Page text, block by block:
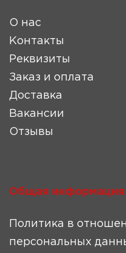
О нас
Контакты
Реквизиты
Заказ и оплата
Доставка
Вакансии
Отзывы
Общая информация
Политика в
персональных